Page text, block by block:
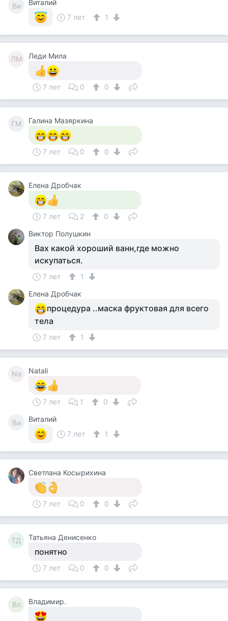
Ви
Виталий
7 лет
1
ЛМ Леди Мила
7 лет 0 0
ГМ Галина Мазяркина
7 лет 0 0
Елена Дробчак
7 лет 2
0
Виктор Полушкин
Вах какой хороший ванн,где можно
искупаться.
7 лет
1
Елена Дробчак
процедура ..маска фруктовая для всего
тела
7 лет 1
Na Natali
7 лет 1 0
Ви
Виталий
7 лет
1
Светлана Косырихина
7 лет 0 0
ТД Татьяна Денисенко
понятно
7 лет 0 0
Вл Владимир.